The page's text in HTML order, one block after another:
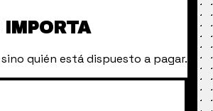
quién está dispuesto a pagar.